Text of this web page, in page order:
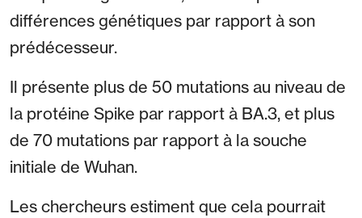
différences génétiques par rapport à son
prédécesseur.
Il présente plus de 50 mutations au niveau de
la protéine Spike par rapport à BA.3, et plus
de 70 mutations par rapport à la souche
initiale de Wuhan.
Les chercheurs estiment que cela pourrait